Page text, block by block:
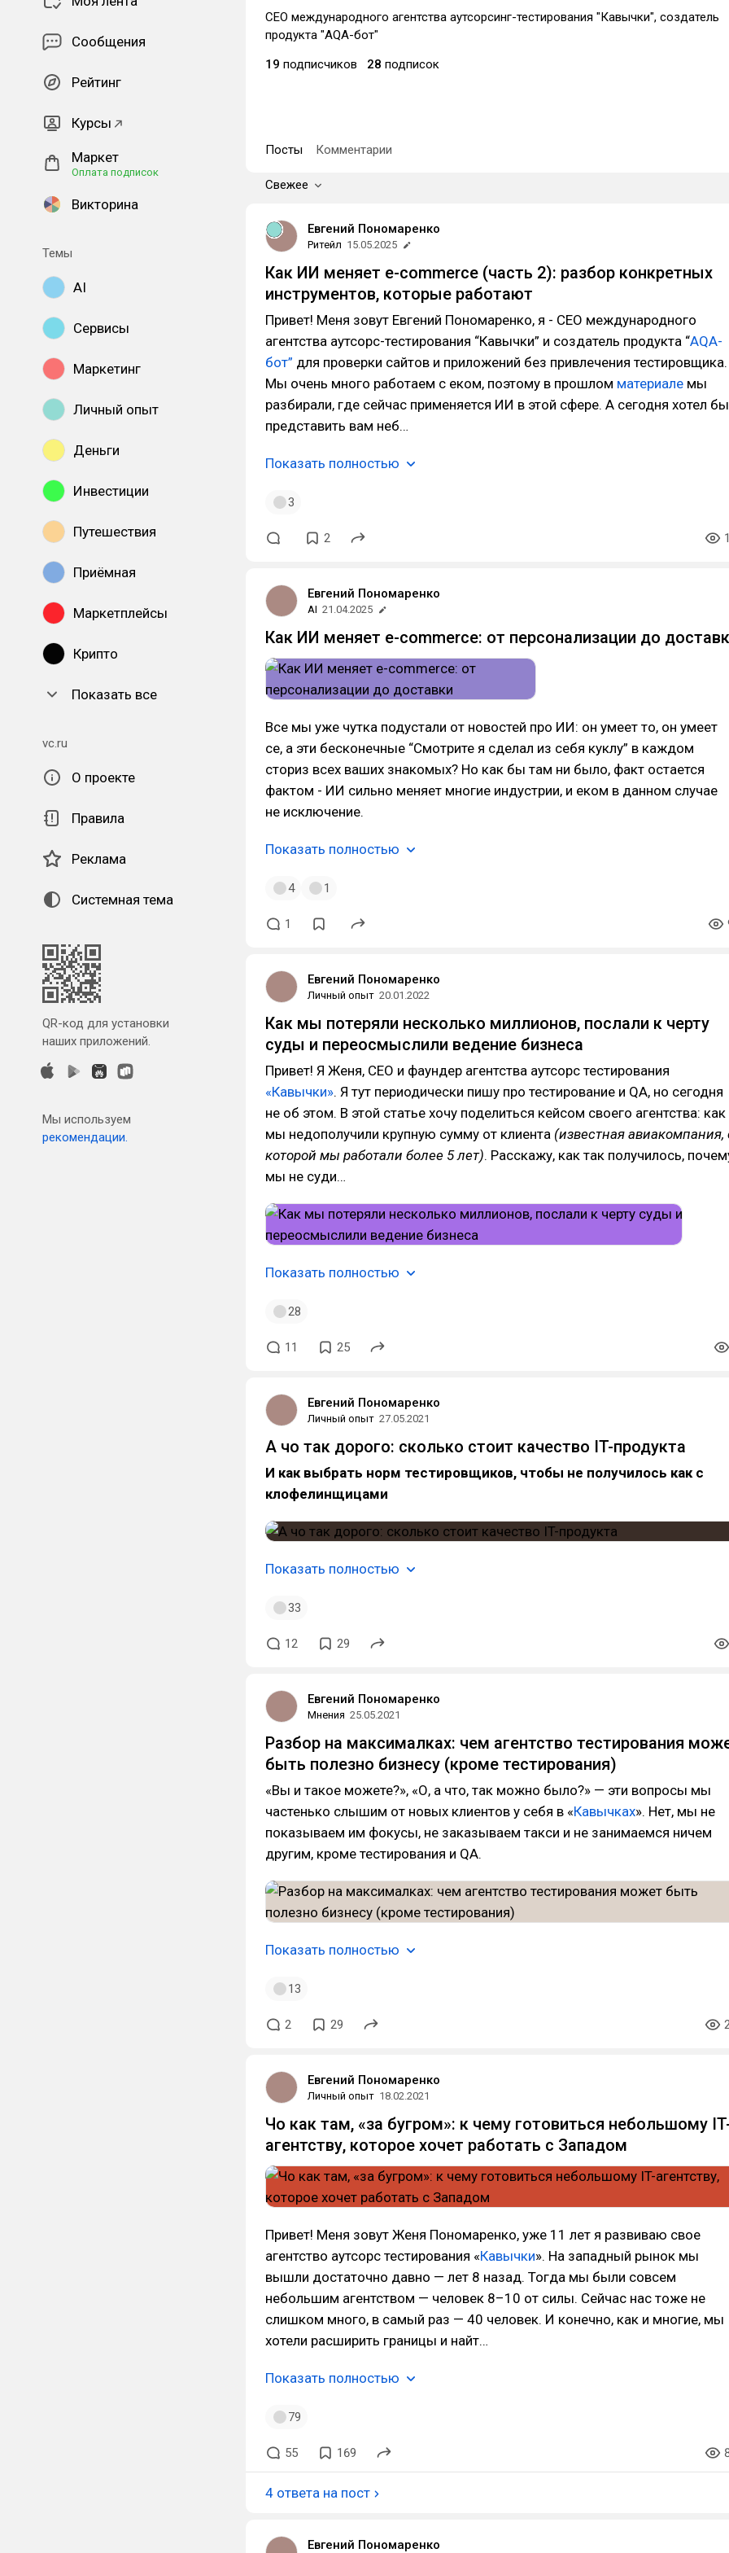
Сообщения
Рейтинг
Курсы
Маркет
Оплата подписок
Викторина
Темы
AI
Сервисы
Маркетинг
Личный опыт
Деньги
Инвестиции
Путешествия
Приёмная
Маркетплейсы
Крипто
Показать все
vc.ru
О проекте
Правила
Реклама
Системная тема
QR-код для установки
наших приложений.
Мы используем
рекомендации.
СЕО международного агентства аутсорсинг-тестирования "Кавычки", создатель
продукта "AQA-бот"
19 подписчиков 28 подписок
Посты Комментарии
Свежее
Евгений Пономаренко
Ритейл 15.05.2025
Как ИИ меняет e-commerce (часть 2): разбор конкретных
инструментов, которые работают
Привет! Меня зовут Евгений Пономаренко, я - СЕО международного
агентства аутсорс-тестирования “Кавычки” и создатель продукта “AQA-
бот” для проверки сайтов и приложений без привлечения тестировщика.
Мы очень много работаем с еком, поэтому в прошлом материале мы
разбирали, где сейчас применяется ИИ в этой сфере. А сегодня хотел бы
представить вам неб…
Показать полностью
3
2
Евгений Пономаренко
AI 21.04.2025
Как ИИ меняет e-commerce: от персонализации до
Все мы уже чутка подустали от новостей про ИИ: он умеет то, он умеет
се, а эти бесконечные “Смотрите я сделал из себя куклу” в каждом
сториз всех ваших знакомых? Но как бы там ни было, факт остается
фактом - ИИ сильно меняет многие индустрии, и еком в данном случае
не исключение.
Показать полностью
4 1
1
Евгений Пономаренко
Личный опыт 20.01.2022
Как мы потеряли несколько миллионов, послали к черту
суды и переосмыслили ведение бизнеса
Привет! Я Женя, СЕО и фаундер агентства аутсорс тестирования
«Кавычки». Я тут периодически пишу про тестирование и QA, но сегодня
не об этом. В этой статье хочу поделиться кейсом своего агентства: как
мы недополучили крупную сумму от клиента (известная авиакомпания,
которой мы работали более 5 лет). Расскажу, как так получилось,
мы не суди…
Показать полностью
28
11 25
Евгений Пономаренко
Личный опыт 27.05.2021
А чо так дорого: сколько стоит качество IT-продукта
И как выбрать норм тестировщиков, чтобы не получилось как с
клофелинщицами
Показать полностью
33
12 29
Евгений Пономаренко
Мнения 25.05.2021
Разбор на максималках: чем агентство тестирования
быть полезно бизнесу (кроме тестирования)
«Вы и такое можете?», «О, а что, так можно было?» — эти вопросы мы
частенько слышим от новых клиентов у себя в «Кавычках». Нет, мы не
показываем им фокусы, не заказываем такси и не занимаемся ничем
другим, кроме тестирования и QA.
Показать полностью
13
2 29
Евгений Пономаренко
Личный опыт 18.02.2021
Чо как там, «за бугром»: к чему готовиться небольшому
агентству, которое хочет работать с Западом
Привет! Меня зовут Женя Пономаренко, уже 11 лет я развиваю свое
агентство аутсорс тестирования «Кавычки». На западный рынок мы
вышли достаточно давно — лет 8 назад. Тогда мы были совсем
небольшим агентством — человек 8–10 от силы. Сейчас нас тоже не
слишком много, в самый раз — 40 человек. И конечно, как и многие, мы
хотели расширить границы и найт…
Показать полностью
79
55 169
4 ответа на пост
Евгений Пономаренко